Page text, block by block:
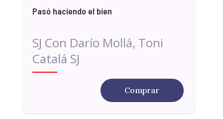
Pasó haciendo el bien
SJ Con Darío Mollá, Toni
Catalá SJ
Comprar